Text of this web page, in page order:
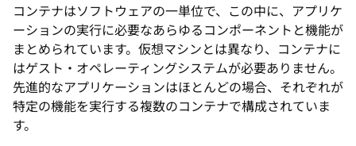
コンテナはソフトウェアの一単位で、この中に、アプリケ
ーションの実行に必要なあらゆるコンポーネントと機能が
まとめられています。仮想マシンとは異なり、コンテナに
はゲスト・オペレーティングシステムが必要ありません。
先進的なアプリケーションはほとんどの場合、それぞれが
特定の機能を実行する複数のコンテナで構成されていま
す。